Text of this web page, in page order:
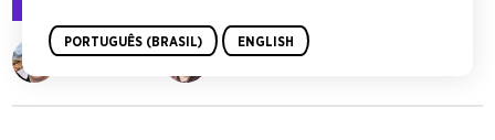
Mike Turian Adam Styborski
PORTUGUÊS (BRASIL) ENGLISH